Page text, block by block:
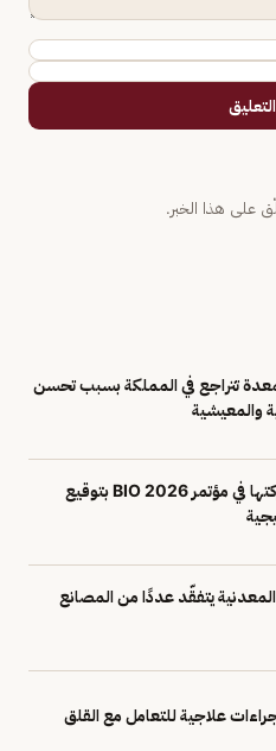
على هذا الخبر.
تتراجع في المملكة بسبب تحسن
والمعيشية
المملكة تختتم مشاركتها في مؤتمر BIO 2026 بتوقيع
المعدنية يتفقّد عددًا من المصانع